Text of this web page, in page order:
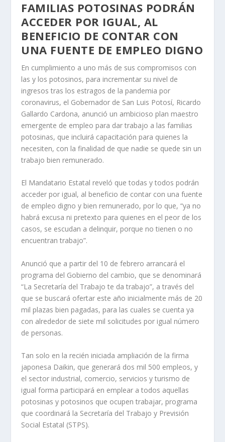
FAMILIAS POTOSINAS PODRÁN
ACCEDER POR IGUAL, AL
BENEFICIO DE CONTAR CON
UNA FUENTE DE EMPLEO DIGNO
En cumplimiento a uno más de sus compromisos con
las y los potosinos, para incrementar su nivel de
ingresos tras los estragos de la pandemia por
coronavirus, el Gobernador de San Luis Potosí, Ricardo
Gallardo Cardona, anunció un ambicioso plan maestro
emergente de empleo para dar trabajo a las familias
potosinas, que incluirá capacitación para quienes la
necesiten, con la finalidad de que nadie se quede sin un
trabajo bien remunerado.
El Mandatario Estatal reveló que todas y todos podrán
acceder por igual, al beneficio de contar con una fuente
de empleo digno y bien remunerado, por lo que, “ya no
habrá excusa ni pretexto para quienes en el peor de los
casos, se escudan a delinquir, porque no tienen o no
encuentran trabajo”.
Anunció que a partir del 10 de febrero arrancará el
programa del Gobierno del cambio, que se denominará
“La Secretaría del Trabajo te da trabajo”, a través del
que se buscará ofertar este año inicialmente más de 20
mil plazas bien pagadas, para las cuales se cuenta ya
con alrededor de siete mil solicitudes por igual número
de personas.
Tan solo en la recién iniciada ampliación de la firma
japonesa Daikin, que generará dos mil 500 empleos, y
el sector industrial, comercio, servicios y turismo de
igual forma participará en emplear a todos aquellas
potosinas y potosinos que ocupen trabajar, programa
que coordinará la Secretaría del Trabajo y Previsión
Social Estatal (STPS).